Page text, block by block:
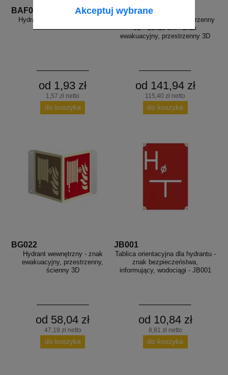
Akceptuj wybrane
BAF002
Hydrant wewnętrzny znak bhp
od 1,93 zł
1,57 zł netto
do koszyka
BE100
Hydrant zewnętrzny przestrzenny
3D - 25x25 cm - znak
ewakuacyjny, przestrzenny 3D
od 141,94 zł
115,40 zł netto
do koszyka
BG022
Hydrant wewnętrzny - znak
ewakuacyjny, przestrzenny,
ścienny 3D
od 58,04 zł
47,19 zł netto
do koszyka
JB001
Tablica orientacyjna dla hydrantu -
znak bezpieczeństwa,
informujący, wodociągi - JB001
od 10,84 zł
8,81 zł netto
do koszyka